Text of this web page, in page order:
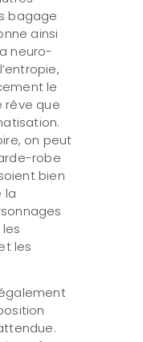
bagage
ainsi
neuro-
le
rêve que
on peut
robe
bien
la
les